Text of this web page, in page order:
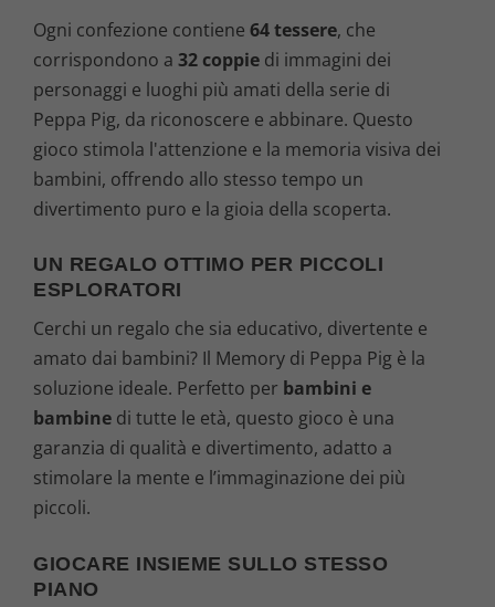
Ogni confezione contiene 64 tessere, che
corrispondono a 32 coppie di immagini dei
personaggi e luoghi più amati della serie di
Peppa Pig, da riconoscere e abbinare. Questo
gioco stimola l'attenzione e la memoria visiva dei
bambini, offrendo allo stesso tempo un
divertimento puro e la gioia della scoperta.
UN REGALO OTTIMO PER PICCOLI
ESPLORATORI
Cerchi un regalo che sia educativo, divertente e
amato dai bambini? Il Memory di Peppa Pig è la
soluzione ideale. Perfetto per bambini e
bambine di tutte le età, questo gioco è una
garanzia di qualità e divertimento, adatto a
stimolare la mente e l’immaginazione dei più
piccoli.
GIOCARE INSIEME SULLO STESSO
PIANO